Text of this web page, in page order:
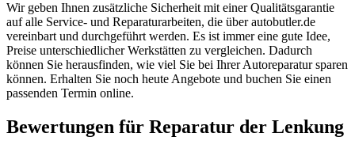
Wir geben Ihnen zusätzliche Sicherheit mit einer Qualitätsgarantie
auf alle Service- und Reparaturarbeiten, die über autobutler.de
vereinbart und durchgeführt werden. Es ist immer eine gute Idee,
Preise unterschiedlicher Werkstätten zu vergleichen. Dadurch
können Sie herausfinden, wie viel Sie bei Ihrer Autoreparatur sparen
können. Erhalten Sie noch heute Angebote und buchen Sie einen
passenden Termin online.
Bewertungen für Reparatur der Lenkung